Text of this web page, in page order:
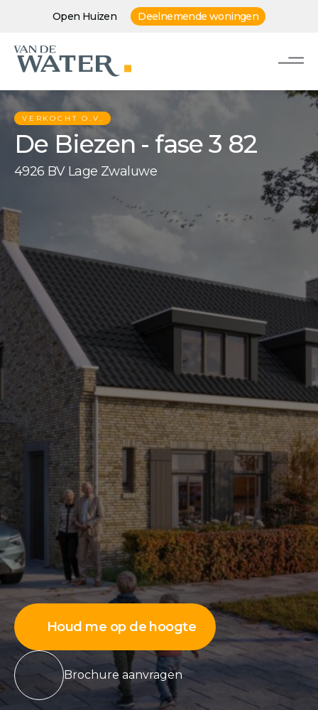
Open Huizen Deelnemende woningen
VERKOCHT O.V.
De Biezen - fase 3 82
4926 BV Lage Zwaluwe
Houd me op de hoogte
Brochure aanvragen